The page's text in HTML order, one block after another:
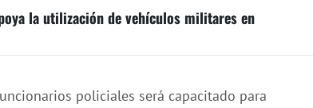
la utilización de vehículos militares en
policiales será capacitado para